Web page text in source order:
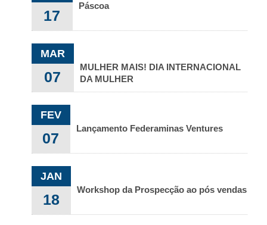
17
Páscoa
MAR
07
MULHER MAIS! DIA INTERNACIONAL
DA MULHER
FEV
07
Lançamento Federaminas Ventures
JAN
18
Workshop da Prospecção ao pós vendas